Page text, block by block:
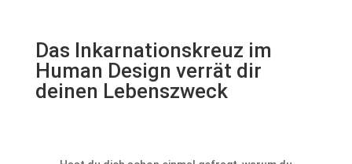
Das Inkarnationskreuz im
Human Design verrät dir
deinen Lebenszweck